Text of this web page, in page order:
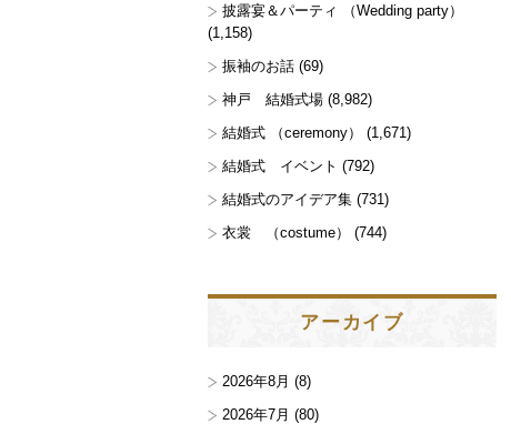
披露宴＆パーティ （Wedding party）
(1,158)
振袖のお話 (69)
神戸 結婚式場 (8,982)
結婚式 （ceremony）
(1,671)
結婚式 イベント (792)
結婚式のアイデア集 (731)
衣裳 （costume）
(744)
アーカイブ
2026年8月 (8)
2026年7月 (80)